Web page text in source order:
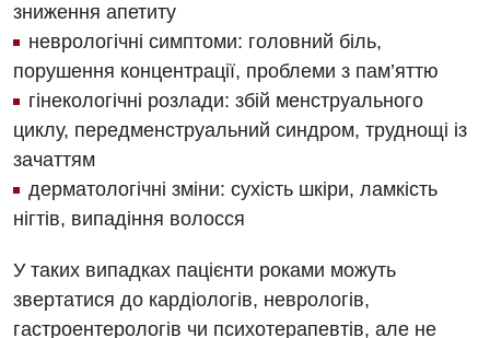
Проктологія
Пульмонологія
Терапія
Травматологія і ортопедія
Фізіотерапія
зниження апетиту
неврологічні симптоми: головний біль,
порушення концентрації, проблеми з пам’яттю
гінекологічні розлади: збій менструального
циклу, передменструальний синдром, труднощі із
зачаттям
дерматологічні зміни: сухість шкіри, ламкість
нігтів, випадіння волосся
У таких випадках пацієнти роками можуть
звертатися до кардіологів, неврологів,
гастроентерологів чи психотерапевтів, але не